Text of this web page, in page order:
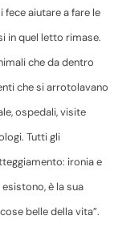
fece aiutare a fare le
in quel letto rimase.
che da dentro
che si arrotolavano
ospedali, visite
Tutti gli
ironia e
è la sua
belle della vita”.